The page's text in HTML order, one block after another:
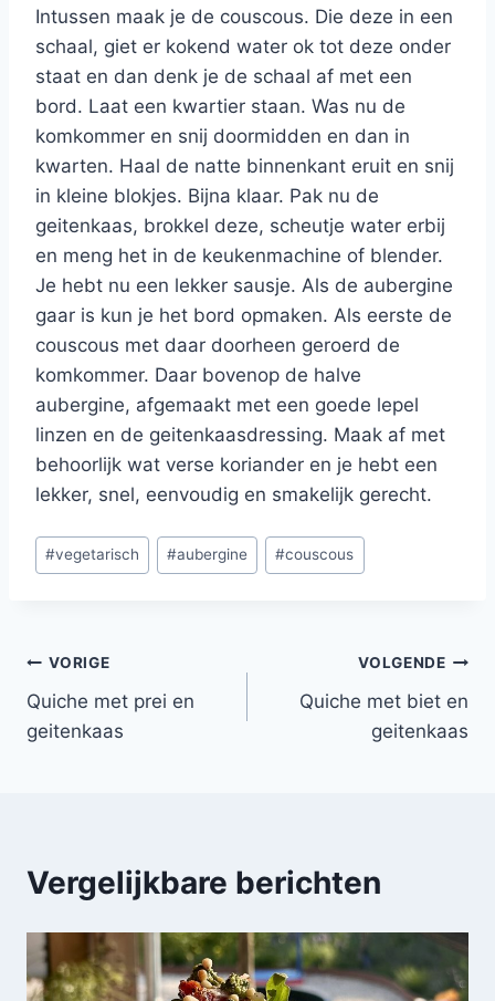
Intussen maak je de couscous. Die deze in een
schaal, giet er kokend water ok tot deze onder
staat en dan denk je de schaal af met een
bord. Laat een kwartier staan. Was nu de
komkommer en snij doormidden en dan in
kwarten. Haal de natte binnenkant eruit en snij
in kleine blokjes. Bijna klaar. Pak nu de
geitenkaas, brokkel deze, scheutje water erbij
en meng het in de keukenmachine of blender.
Je hebt nu een lekker sausje. Als de aubergine
gaar is kun je het bord opmaken. Als eerste de
couscous met daar doorheen geroerd de
komkommer. Daar bovenop de halve
aubergine, afgemaakt met een goede lepel
linzen en de geitenkaasdressing. Maak af met
behoorlijk wat verse koriander en je hebt een
lekker, snel, eenvoudig en smakelijk gerecht.
Bericht
tags:
#vegetarisch #aubergine #couscous
Bericht
navigatie
VORIGE
Quiche met prei en
geitenkaas
VOLGENDE
Quiche met biet en
geitenkaas
Vergelijkbare berichten